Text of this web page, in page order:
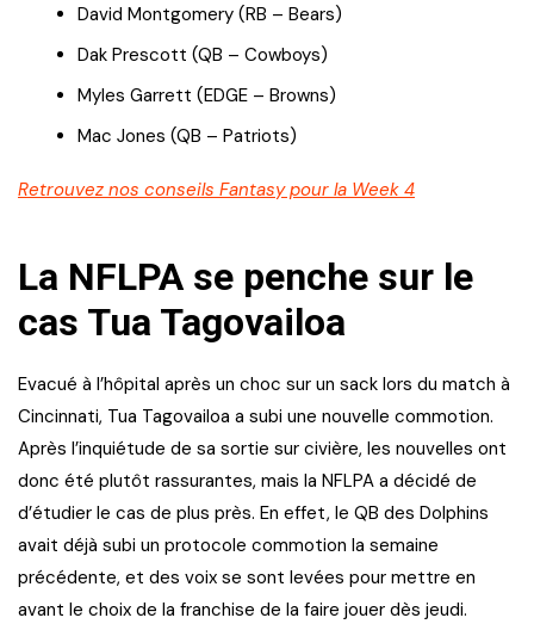
David Montgomery (RB – Bears)
Dak Prescott (QB – Cowboys)
Myles Garrett (EDGE – Browns)
Mac Jones (QB – Patriots)
Retrouvez nos conseils Fantasy pour la Week 4
La NFLPA se penche sur le
cas Tua Tagovailoa
Evacué à l’hôpital après un choc sur un sack lors du match à
Cincinnati, Tua Tagovailoa a subi une nouvelle commotion.
Après l’inquiétude de sa sortie sur civière, les nouvelles ont
donc été plutôt rassurantes, mais la NFLPA a décidé de
d’étudier le cas de plus près. En effet, le QB des Dolphins
avait déjà subi un protocole commotion la semaine
précédente, et des voix se sont levées pour mettre en
avant le choix de la franchise de la faire jouer dès jeudi.